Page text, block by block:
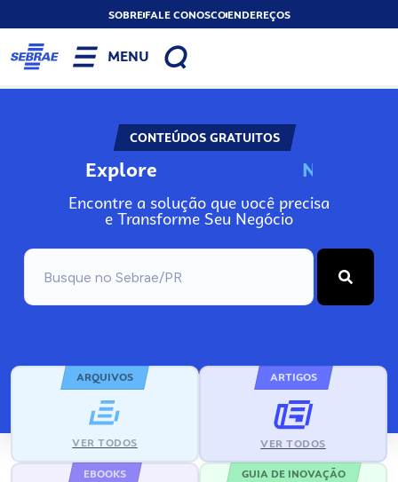
SOBREFALE CONOSCOENDEREÇOS
MENU
CONTEÚDOS GRATUITOS
Explore N
Encontre a solução que você precisa
e Transforme Seu Negócio
ARQUIVOS
VER TODOS
ARTIGOS
VER TODOS
EBOOKS GUIA DE INOVAÇÃO